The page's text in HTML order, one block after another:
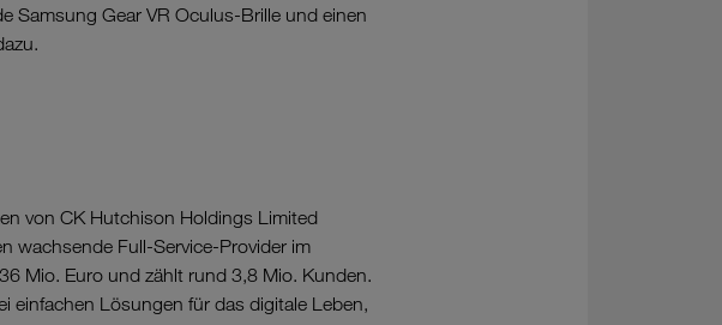
Samsung Gear VR Oculus-Brille und einen
von CK Hutchison Holdings Limited
wachsende Full-Service-Provider im
Mio. Euro und zählt rund 3,8 Mio. Kunden.
einfachen Lösungen für das digitale Leben,